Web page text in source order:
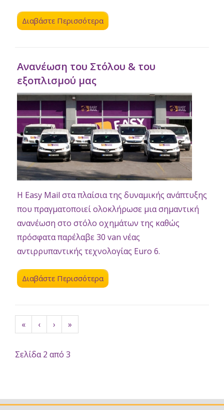
Διαβάστε Περισσότερα
Ανανέωση του Στόλου & του
εξοπλισμού μας
Η Easy Mail στα πλαίσια της δυναμικής ανάπτυξης
που πραγματοποιεί ολοκλήρωσε μια σημαντική
ανανέωση στο στόλο οχημάτων της καθώς
πρόσφατα παρέλαβε 30 van νέας
αντιρρυπαντικής τεχνολογίας Euro 6.
Διαβάστε Περισσότερα
« ‹ › »
Σελίδα 2 από 3